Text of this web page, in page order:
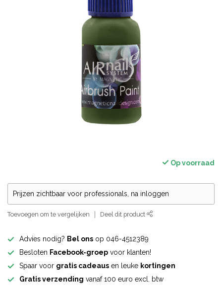
Op voorraad
Prijzen zichtbaar voor professionals, na inloggen
Toevoegen om te vergelijken Deel dit product
Advies nodig? Bel ons op 046-4512389
Besloten Facebook-groep voor klanten!
Spaar voor gratis cadeaus en leuke kortingen
Gratis verzending vanaf 100 euro excl. btw